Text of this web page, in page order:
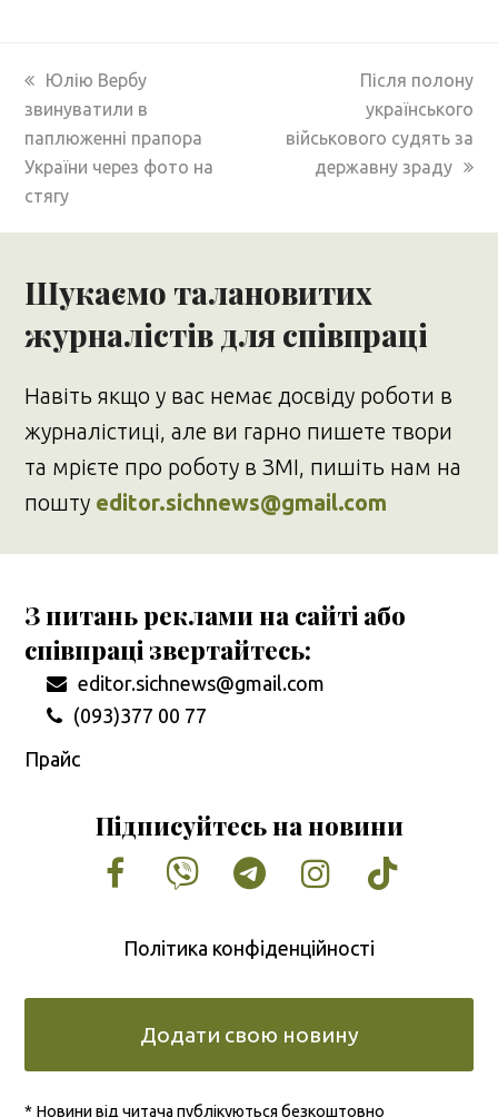
previous
post:
Юлію Вербу
звинуватили в
паплюженні прапора
України через фото на
стягу
next
post:
Після полону
українського
військового судять за
державну зраду
Шукаємо талановитих
журналістів для співпраці
Навіть якщо у вас немає досвіду роботи в
журналістиці, але ви гарно пишете твори
та мрієте про роботу в ЗМІ, пишіть нам на
пошту editor.sichnews@gmail.com
З питань реклами на сайті або
співпраці звертайтесь:
editor.sichnews@gmail.com
(093)377 00 77
Прайс
Підписуйтесь на новини
Facebook
VimeoTumblrInstagram
Tiktok
Політика конфіденційності
Додати свою новину
* Новини від читача публікуються безкоштовно